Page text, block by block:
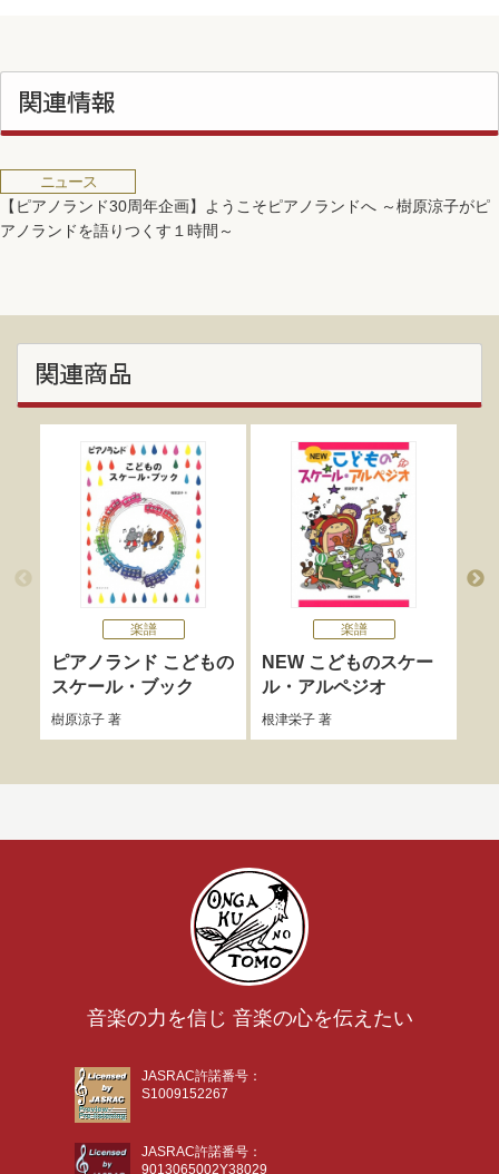
関連情報
ニュース
【ピアノランド30周年企画】ようこそピアノランドへ ～樹原涼子がピ
アノランドを語りつくす１時間～
関連商品
楽譜
ピアノランド こどもの
スケール・ブック
樹原涼子著
楽譜
NEW こどものスケー
ル・アルペジオ
根津栄子著
音楽の力を信じ 音楽の心を伝えたい
JASRAC許諾番号：
S1009152267
JASRAC許諾番号：
9013065002Y38029